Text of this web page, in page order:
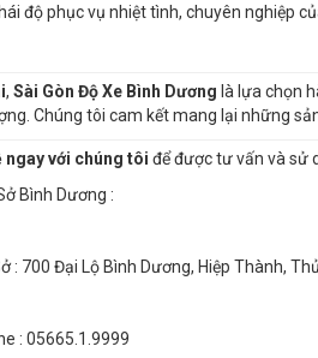
độ phục vụ nhiệt tình, chuyên nghiệp
, Sài Gòn Độ Xe Bình Dương là lựa chọn
Chúng tôi cam kết mang lại những
ngay với chúng tôi để được tư vấn và sử
Bình Dương :
: 700 Đại Lộ Bình Dương, Hiệp Thành,
: 05665.1.9999